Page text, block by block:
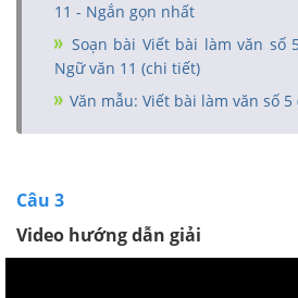
11 - Ngắn gọn nhất
Soạn bài Viết bài làm văn số
Ngữ văn 11 (chi tiết)
Văn mẫu: Viết bài làm văn số 5
Câu 3
Video hướng dẫn giải